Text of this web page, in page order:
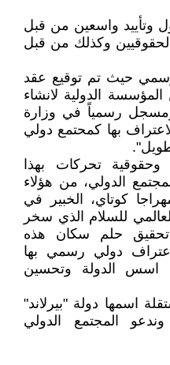
وتأييد واسعين من قبل
وكذلك من قبل
حيث تم توقيع عقد
الدولية لانشاء
5 سنوات ومسجل رسمياً في وزارة
بها كمحتمع دولي
تحركات بهذا
الدولي، من هؤلاء
كوتاي، الخبير في
للسلام الذي سخر
تحقيق حلم سكان هذه
اعتراف دولي رسمي بها
اسس الدولة وتحسين
اسمها دولة "بيرلاند"
المجتمع الدولي